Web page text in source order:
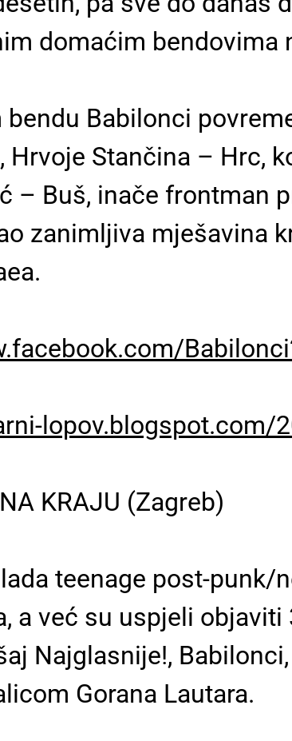
domaćim bendovima
bendu Babilonci
Hrvoje Stančina – Hrc,
– Buš, inače frontman
zanimljiva mješavina
lopov.blogspot.com/
KRAJU (Zagreb)
teenage post-punk/
a već su uspjeli
Najglasnije!,
Gorana Lautara.